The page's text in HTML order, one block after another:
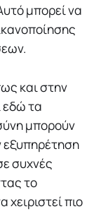
μπορεί να
και στην
εδώ τα
μπορούν
εξυπηρέτηση
συχνές
το
πιο